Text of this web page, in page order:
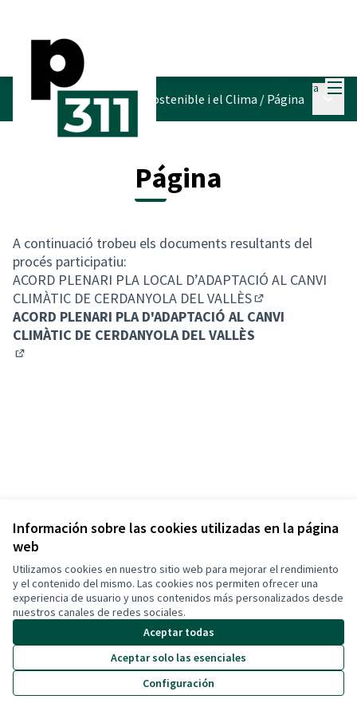
Información sobre las cookies utilizadas en la página
web
Utilizamos cookies en nuestro sitio web para mejorar el rendimiento
y el contenido del mismo. Las cookies nos permiten ofrecer una
experiencia de usuario y unos contenidos más personalizados desde
nuestros canales de redes sociales.
Aceptar todas
Aceptar solo las esenciales
Configuración
Entra
Pla d'Acció per l'Energia Sostenible i el Clima / Página
Página
A continuació trobeu els documents resultants del
procés participatiu:
ACORD PLENARI PLA LOCAL D’ADAPTACIÓ AL CANVI
CLIMÀTIC DE CERDANYOLA DEL VALLÈS
(Abrir en una
ACORD PLENARI PLA D'ADAPTACIÓ AL CANVI
CLIMÀTIC DE CERDANYOLA DEL VALLÈS
Términos y condiciones de uso
Configuración de cookies
Cerdanyola Participa en X
(Enlace externo)
Cerdanyola Participa en Facebook
(Enlace externo)
Cerdanyola Participa en Instagram
(Enlace externo)
Cerdanyola Participa en YouTube
(Enlace externo)
Castellano
Triar la llenguaElegir el idioma
Web creada consoftware libre .
Con licencia
(Enlace